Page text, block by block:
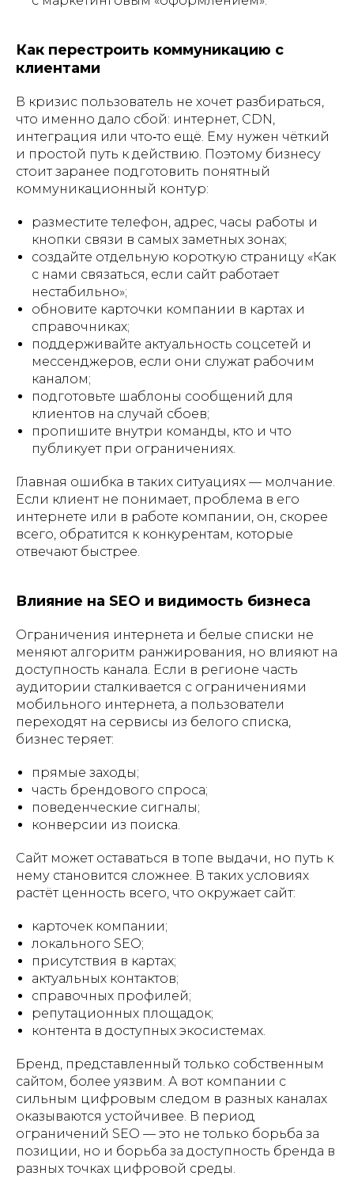
Как перестроить коммуникацию с
клиентами
В кризис пользователь не хочет разбираться,
что именно дало сбой: интернет, CDN,
интеграция или что‑то ещё. Ему нужен чёткий
и простой путь к действию. Поэтому бизнесу
стоит заранее подготовить понятный
коммуникационный контур:
разместите телефон, адрес, часы работы и
кнопки связи в самых заметных зонах;
создайте отдельную короткую страницу «Как
с нами связаться, если сайт работает
нестабильно»;
обновите карточки компании в картах и
справочниках;
поддерживайте актуальность соцсетей и
мессенджеров, если они служат рабочим
каналом;
подготовьте шаблоны сообщений для
клиентов на случай сбоев;
пропишите внутри команды, кто и что
публикует при ограничениях.
Главная ошибка в таких ситуациях — молчание.
Если клиент не понимает, проблема в его
интернете или в работе компании, он, скорее
всего, обратится к конкурентам, которые
отвечают быстрее.
Влияние на SEO и видимость бизнеса
Ограничения интернета и белые списки не
меняют алгоритм ранжирования, но влияют на
доступность канала. Если в регионе часть
аудитории сталкивается с ограничениями
мобильного интернета, а пользователи
переходят на сервисы из белого списка,
бизнес теряет:
прямые заходы;
часть брендового спроса;
поведенческие сигналы;
конверсии из поиска.
Сайт может оставаться в топе выдачи, но путь к
нему становится сложнее. В таких условиях
растёт ценность всего, что окружает сайт:
карточек компании;
локального SEO;
присутствия в картах;
актуальных контактов;
справочных профилей;
репутационных площадок;
контента в доступных экосистемах.
Бренд, представленный только собственным
сайтом, более уязвим. А вот компании с
сильным цифровым следом в разных каналах
оказываются устойчивее. В период
ограничений SEO — это не только борьба за
позиции, но и борьба за доступность бренда в
разных точках цифровой среды.